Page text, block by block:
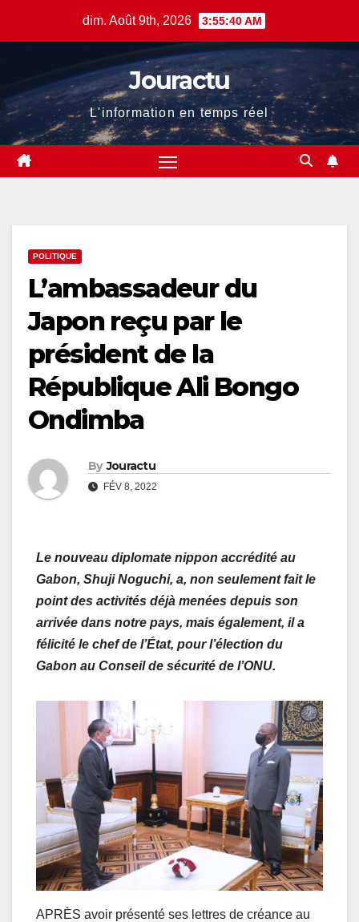
dim. Août 9th, 2026 3:55:41 AM
Jouractu
L'information en temps réel
POLITIQUE
L’ambassadeur du
Japon reçu par le
président de la
République Ali Bongo
Ondimba
By Jouractu
FÉV 8, 2022
Le nouveau diplomate nippon accrédité au
Gabon, Shuji Noguchi, a, non seulement fait le
point des activités déjà menées depuis son
arrivée dans notre pays, mais également, il a
félicité le chef de l’État, pour l’élection du
Gabon au Conseil de sécurité de l’ONU.
APRÈS avoir présenté ses lettres de créance au